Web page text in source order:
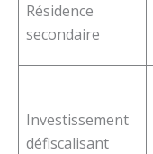
Résidence
secondaire
Investissement
défiscalisant